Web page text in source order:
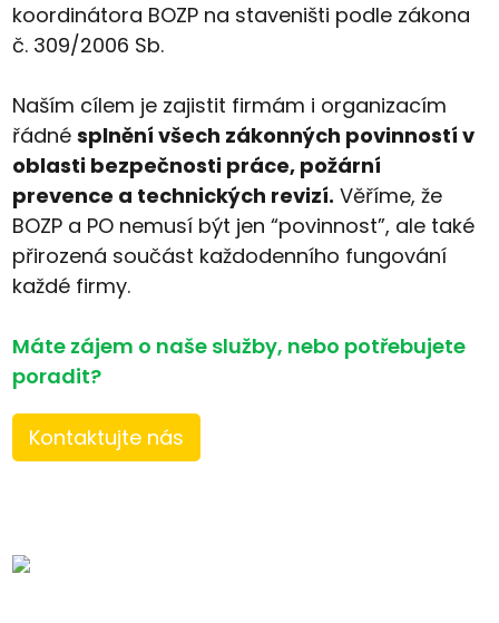
koordinátora BOZP na staveništi podle zákona
č. 309/2006 Sb.
Naším cílem je zajistit firmám i organizacím
řádnésplnění všech zákonných povinností v
oblasti bezpečnosti práce, požární
prevence a technických revizí. Věříme, že
BOZP a PO nemusí být jen “povinnost”, ale také
přirozená součást každodenního fungování
každé firmy.
Máte zájem o naše služby, nebo potřebujete
poradit?
Kontaktujte nás